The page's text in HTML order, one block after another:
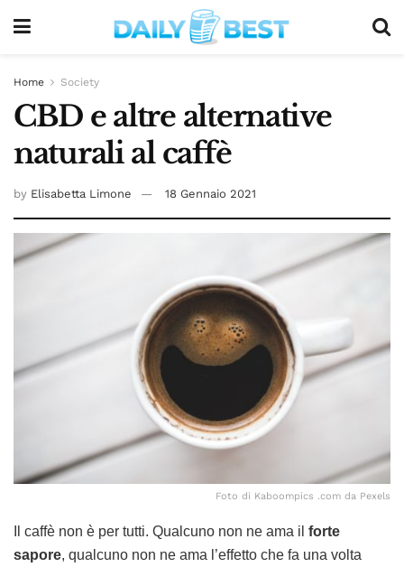
Home Society
CBD e altre alternative
naturali al caffè
by Elisabetta Limone 18 Gennaio 2021
Foto di Kaboompics .com da Pexels
Il caffè non è per tutti. Qualcuno non ne ama il forte
sapore, qualcuno non ne ama l’effetto che fa una volta